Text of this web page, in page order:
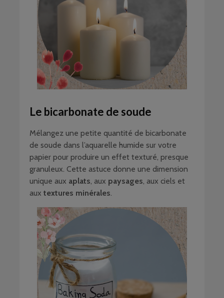
Le bicarbonate de soude
Mélangez une petite quantité de bicarbonate
de soude dans l’aquarelle humide sur votre
papier pour produire un effet texturé, presque
granuleux. Cette astuce donne une dimension
unique aux aplats, aux paysages, aux ciels et
aux textures minérales.